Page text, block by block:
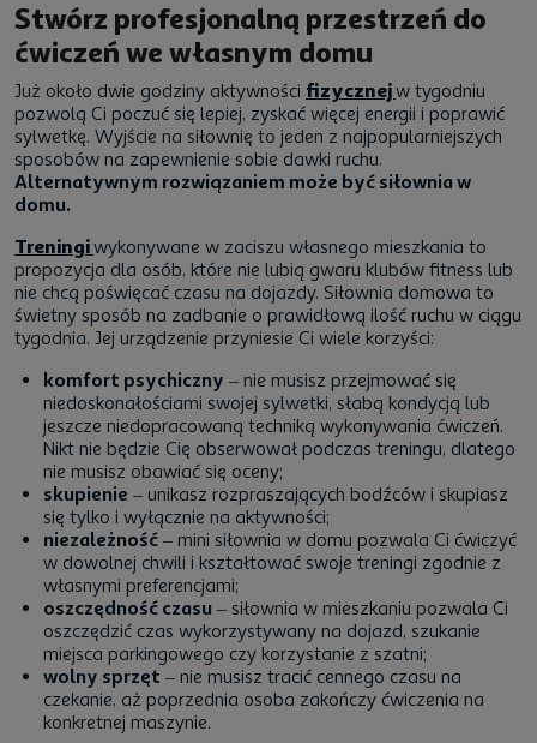
Stwórz profesjonalną przestrzeń do
ćwiczeń we własnym domu
Już około dwie godziny aktywności fizycznejw tygodniu
pozwolą Ci poczuć się lepiej, zyskać więcej energii i poprawić
sylwetkę. Wyjście na siłownię to jeden z najpopularniejszych
sposobów na zapewnienie sobie dawki ruchu.
Alternatywnym rozwiązaniem może być siłownia w
domu.
Treningiwykonywane w zaciszu własnego mieszkania to
propozycja dla osób, które nie lubią gwaru klubów fitness lub
nie chcą poświęcać czasu na dojazdy. Siłownia domowa to
świetny sposób na zadbanie o prawidłową ilość ruchu w ciągu
tygodnia. Jej urządzenie przyniesie Ci wiele korzyści:
komfort psychiczny – nie musisz przejmować się
niedoskonałościami swojej sylwetki, słabą kondycją lub
jeszcze niedopracowaną techniką wykonywania ćwiczeń.
Nikt nie będzie Cię obserwował podczas treningu, dlatego
nie musisz obawiać się oceny;
skupienie – unikasz rozpraszających bodźców i skupiasz
się tylko i wyłącznie na aktywności;
niezależność – mini siłownia w domu pozwala Ci ćwiczyć
w dowolnej chwili i kształtować swoje treningi zgodnie z
własnymi preferencjami;
oszczędność czasu – siłownia w mieszkaniu pozwala Ci
oszczędzić czas wykorzystywany na dojazd, szukanie
miejsca parkingowego czy korzystanie z szatni;
wolny sprzęt – nie musisz tracić cennego czasu na
czekanie, aż poprzednia osoba zakończy ćwiczenia na
konkretnej maszynie.